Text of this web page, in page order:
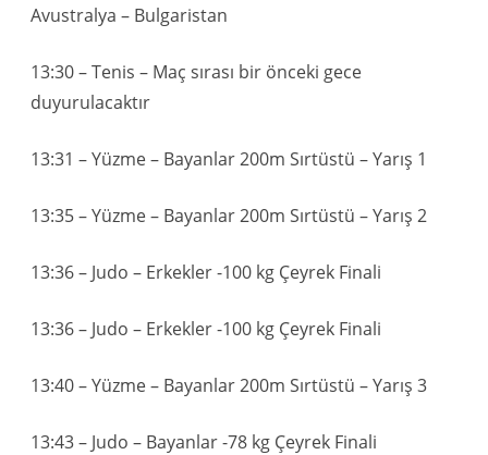
Avustralya – Bulgaristan
13:30 – Tenis – Maç sırası bir önceki gece
duyurulacaktır
13:31 – Yüzme – Bayanlar 200m Sırtüstü – Yarış 1
13:35 – Yüzme – Bayanlar 200m Sırtüstü – Yarış 2
13:36 – Judo – Erkekler -100 kg Çeyrek Finali
13:36 – Judo – Erkekler -100 kg Çeyrek Finali
13:40 – Yüzme – Bayanlar 200m Sırtüstü – Yarış 3
13:43 – Judo – Bayanlar -78 kg Çeyrek Finali